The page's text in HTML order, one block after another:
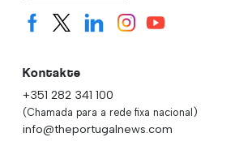
Kontakte
+351 282 341 100
(Chamada para a rede fixa nacional)
info@theportugalnews.com